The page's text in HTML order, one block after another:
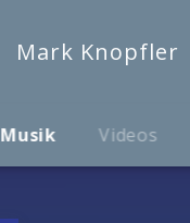
Mark Knopfler
Musik Videos